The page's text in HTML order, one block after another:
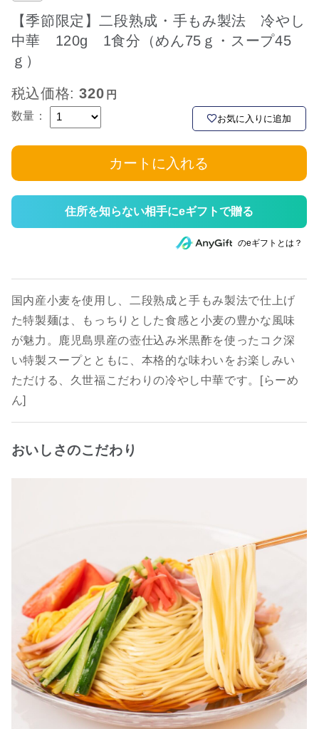
【季節限定】二段熟成・手もみ製法 冷やし
中華 120g 1食分（めん75ｇ・スープ45
ｇ）
税込価格:320
数量： お気に入りに追加
カートに入れる
住所を知らない相手にeギフトで贈る
のeギフトとは？
国内産小麦を使用し、二段熟成と手もみ製法で仕上げ
た特製麺は、もっちりとした食感と小麦の豊かな風味
が魅力。鹿児島県産の壺仕込み米黒酢を使ったコク深
い特製スープとともに、本格的な味わいをお楽しみい
ただける、久世福こだわりの冷やし中華です。[らーめ
ん]
おいしさのこだわり